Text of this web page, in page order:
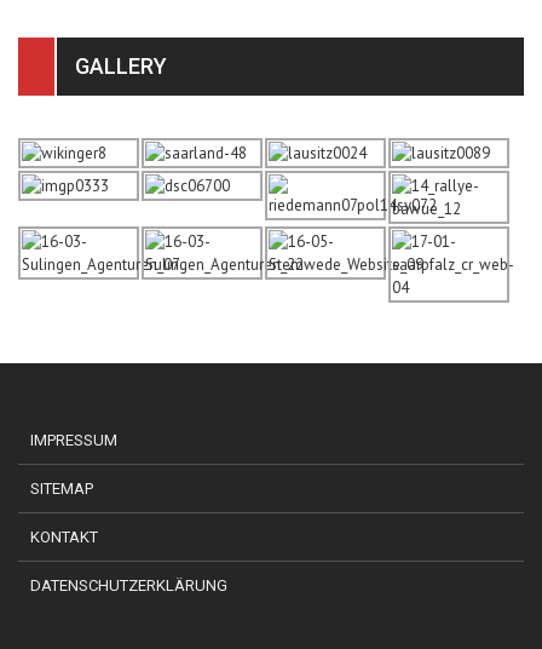
GALLERY
IMPRESSUM
SITEMAP
KONTAKT
DATENSCHUTZERKLÄRUNG